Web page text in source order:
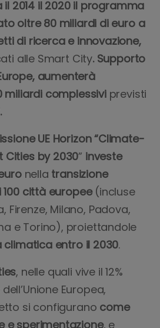
il 2014 il 2020 il programma
oltre 80 miliardi di euro a
di ricerca e innovazione,
alle Smart City. Supporto
aumenterà
miliardi complessivi previsti
UE Horizon “Climate-
Cities by 2030” investe
nella transizione
100 città europee(incluse
Firenze, Milano, Padova,
e Torino), proiettandole
climatica entro il 2030.
, nelle quali vive il 12%
Europea,
si configurano come
e sperimentazione, e